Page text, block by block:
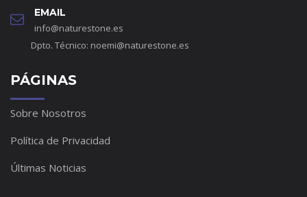
EMAIL
info@naturestone.es
Dpto. Técnico: noemi@naturestone.es
PÁGINAS
Sobre Nosotros
Política de Privacidad
Últimas Noticias